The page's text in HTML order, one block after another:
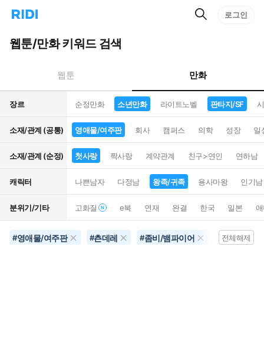
리
홈
으
턴
트
검
로그인
웹툰/만화 키워드 검색
웹툰 만화
장르 순정만화 소년만화 라이트노벨 판타지/SF
소재/관계 (공통) 영애물/여주판 회사 캠퍼스 의학 성장 일
소재/관계 (순정) 첫사랑 짝사랑 계약관계 친구>연인 연하남
캐릭터 나쁜남자 다정남 왕족/귀족 용사마왕 인기남
분위기/기타 고화질 e북 연재 완결 한국 일본
#영애물/여주판 #츤데레 #좀비/뱀파이어 영화화
전체해제